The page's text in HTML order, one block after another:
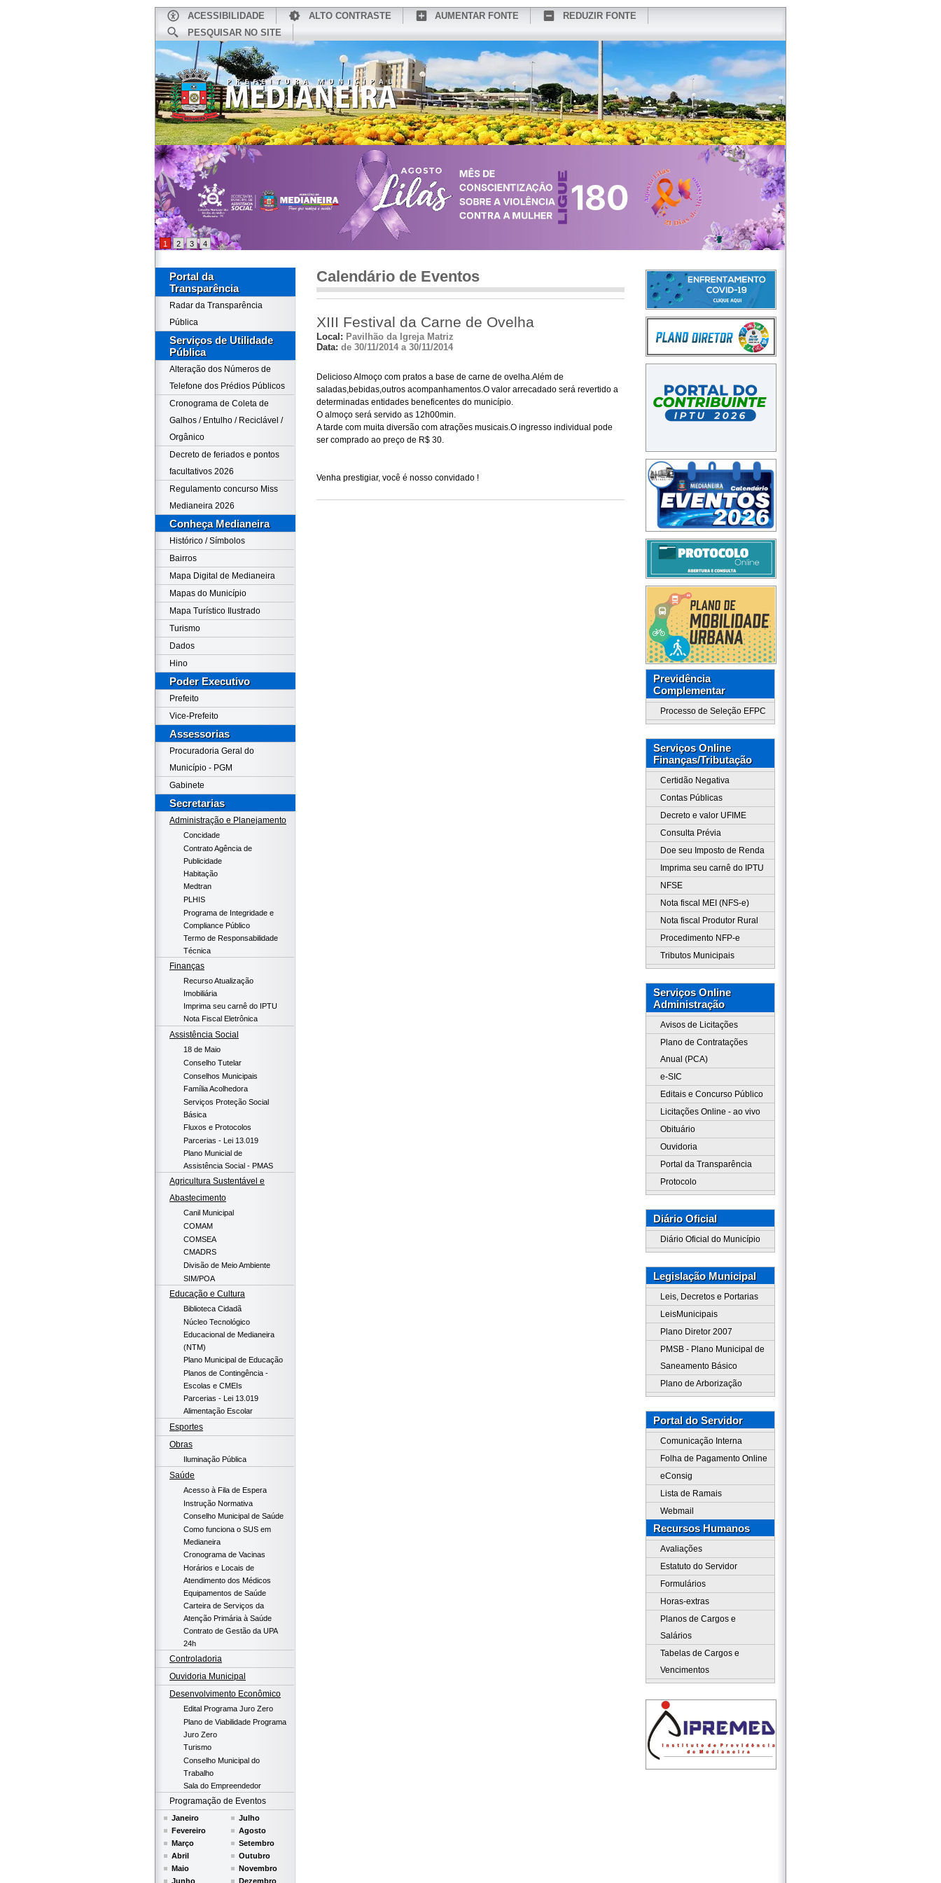
ACESSIBILIDADE ALTO CONTRASTE AUMENTAR FONTE
REDUZIR FONTE
PESQUISAR NO SITE
CONHEÇA MEDIANEIRA REDES SOCIAIS WEBMAIL
1 2 3 4
Portal da
Transparência
Radar da Transparência
Pública
Serviços de Utilidade
Pública
Alteração dos Números de
Telefone dos Prédios Públicos
Cronograma de Coleta de
Galhos / Entulho / Reciclável /
Orgânico
Decreto de feriados e pontos
facultativos 2026
Regulamento concurso Miss
Medianeira 2026
Conheça Medianeira
Histórico / Símbolos
Bairros
Mapa Digital de Medianeira
Mapas do Município
Mapa Turístico Ilustrado
Turismo
Dados
Hino
Poder Executivo
Prefeito
Vice-Prefeito
Assessorias
Procuradoria Geral do
Município - PGM
Gabinete
Secretarias
Administração e Planejamento
Concidade
Contrato Agência de
Publicidade
Habitação
Medtran
PLHIS
Programa de Integridade e
Compliance Público
Termo de Responsabilidade
Técnica
Finanças
Recurso Atualização
Imobiliária
Imprima seu carnê do IPTU
Nota Fiscal Eletrônica
Assistência Social
18 de Maio
Conselho Tutelar
Conselhos Municipais
Família Acolhedora
Serviços Proteção Social
Básica
Fluxos e Protocolos
Parcerias - Lei 13.019
Plano Municial de
Assistência Social - PMAS
Agricultura Sustentável e
Abastecimento
Canil Municipal
COMAM
COMSEA
CMADRS
Divisão de Meio Ambiente
SIM/POA
Educação e Cultura
Biblioteca Cidadã
Núcleo Tecnológico
Educacional de Medianeira
(NTM)
Plano Municipal de Educação
Planos de Contingência -
Escolas e CMEIs
Parcerias - Lei 13.019
Alimentação Escolar
Esportes
Obras
Iluminação Pública
Saúde
Acesso à Fila de Espera
Instrução Normativa
Conselho Municipal de Saúde
Como funciona o SUS em
Medianeira
Cronograma de Vacinas
Horários e Locais de
Atendimento dos Médicos
Equipamentos de Saúde
Carteira de Serviços da
Atenção Primária à Saúde
Contrato de Gestão da UPA
24h
Controladoria
Ouvidoria Municipal
Desenvolvimento Econômico
Edital Programa Juro Zero
Plano de Viabilidade Programa
Juro Zero
Turismo
Conselho Municipal do
Trabalho
Sala do Empreendedor
Programação de Eventos
Janeiro
Fevereiro
Março
Abril
Maio
Junho
Julho
Agosto
Setembro
Outubro
Novembro
Dezembro
Calendário de Eventos
XIII Festival da Carne de Ovelha
Local: Pavilhão da Igreja Matriz
Data: de 30/11/2014 a 30/11/2014
Delicioso Almoço com pratos a base de carne de ovelha.Além de
saladas,bebidas,outros acompanhamentos.O valor arrecadado será revertido a
determinadas entidades beneficentes do município.
O almoço será servido as 12h00min.
A tarde com muita diversão com atrações musicais.O ingresso individual pode
ser comprado ao preço de R$ 30.
Venha prestigiar, você é nosso convidado !
Previdência
Complementar
Processo de Seleção EFPC
Serviços Online
Finanças/Tributação
Certidão Negativa
Contas Públicas
Decreto e valor UFIME
Consulta Prévia
Doe seu Imposto de Renda
Imprima seu carnê do IPTU
NFSE
Nota fiscal MEI (NFS-e)
Nota fiscal Produtor Rural
Procedimento NFP-e
Tributos Municipais
Serviços Online
Administração
Avisos de Licitações
Plano de Contratações
Anual (PCA)
e-SIC
Editais e Concurso Público
Licitações Online - ao vivo
Obituário
Ouvidoria
Portal da Transparência
Protocolo
Diário Oficial
Diário Oficial do Município
Legislação Municipal
Leis, Decretos e Portarias
LeisMunicipais
Plano Diretor 2007
PMSB - Plano Municipal de
Saneamento Básico
Plano de Arborização
Portal do Servidor
Comunicação Interna
Folha de Pagamento Online
eConsig
Lista de Ramais
Webmail
Recursos Humanos
Avaliações
Estatuto do Servidor
Formulários
Horas-extras
Planos de Cargos e
Salários
Tabelas de Cargos e
Vencimentos